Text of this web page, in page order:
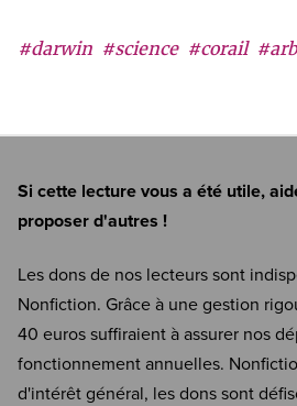
#darwin #science #corail
Si cette lecture vous a été utile,
proposer d'autres !
Les dons de nos lecteurs sont
Nonfiction. Grâce à une gestion
40 euros suffiraient à assurer nos
fonctionnement annuelles.
d'intérêt général, les dons sont